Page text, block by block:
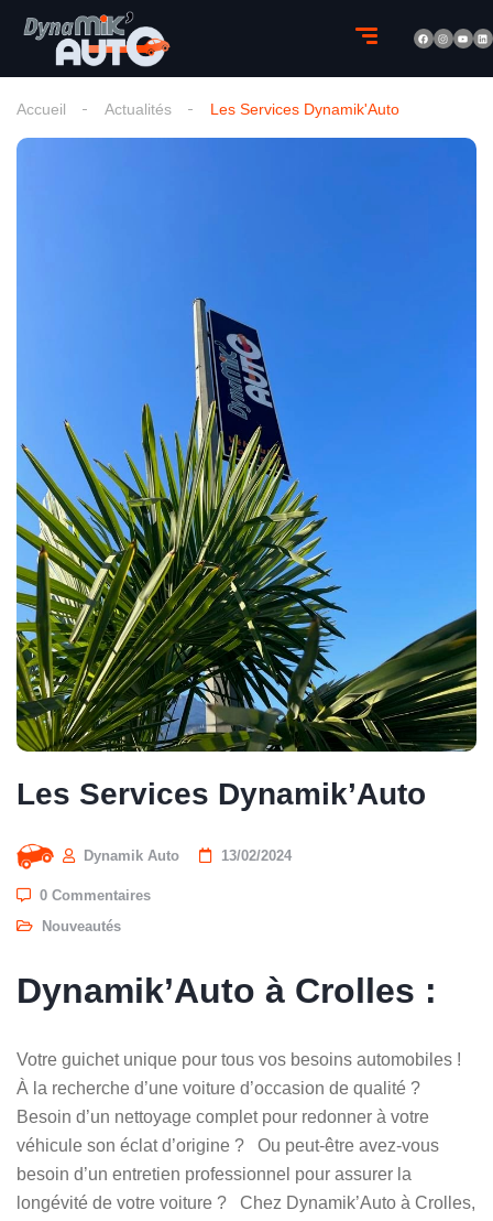
Accueil Actualités Les Services Dynamik'Auto
Les Services Dynamik’Auto
Dynamik Auto 13/02/2024
0 Commentaires
Nouveautés
Dynamik’Auto à Crolles :
Votre guichet unique pour tous vos besoins automobiles !
À la recherche d’une voiture d’occasion de qualité ?
Besoin d’un nettoyage complet pour redonner à votre
véhicule son éclat d’origine ? Ou peut-être avez-vous
besoin d’un entretien professionnel pour assurer la
longévité de votre voiture ? Chez Dynamik’Auto à Crolles,